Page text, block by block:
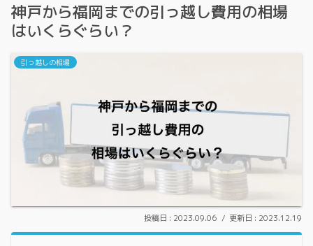
神戸から福岡までの引っ越し費用の相場
はいくらぐらい？
引っ越しの相場
2023.09.06 2023.12.19